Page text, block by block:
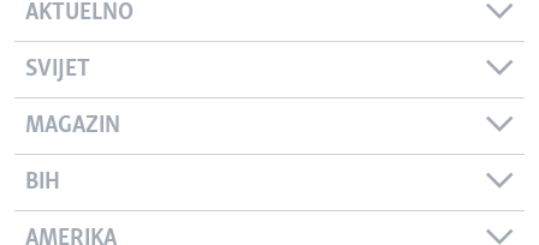
AKTUELNO
SVIJET
MAGAZIN
BIH
AMERIKA